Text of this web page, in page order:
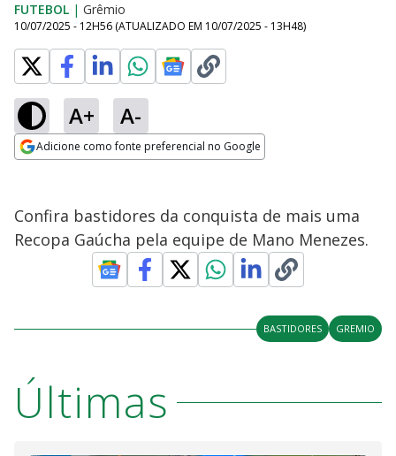
FUTEBOL | Grêmio
10/07/2025 - 12H56 (ATUALIZADO EM 10/07/2025 - 13H48)
A+ A-
Adicione como fonte preferencial no Google
Confira bastidores da conquista de mais uma
Recopa Gaúcha pela equipe de Mano Menezes.
BASTIDORES GREMIO
Últimas